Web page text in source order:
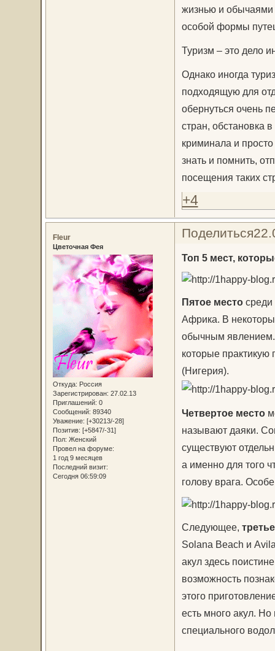
жизнью и обычаями
особой формы
Туризм – это дело
Однако иногда
подходящую для
обернуться очень
стран, обстановка
криминала и
знать и помнить,
посещения таких
+4
Поделиться
Fleur
Цветочная Фея
Откуда: Россия
Зарегистрирован: 27.02.13
Приглашений: 0
Сообщений: 89340
Уважение: [+30213/-28]
Позитив: [+5847/-31]
Пол: Женский
Провел на форуме:
1 год 9 месяцев
Последний визит:
Сегодня 06:59:09
Топ 5 мест,
Пятое местосреди
Африка. В
обычным явлением.
которые
(Нигерия).
Четвертое место
называют даяки.
существуют
а именно для того
голову врага.
Следующее,
Solana Beach и
акул здесь
возможность
этого
есть много акул.
специального